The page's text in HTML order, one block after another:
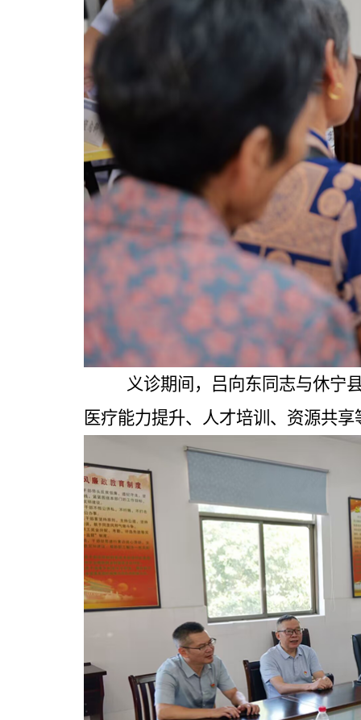
义诊期间，吕向东同志与休宁
医疗能力提升、人才培训、资源共